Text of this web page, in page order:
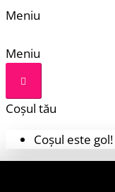
Meniu
Meniu
Coșul tău
Coșul este gol!